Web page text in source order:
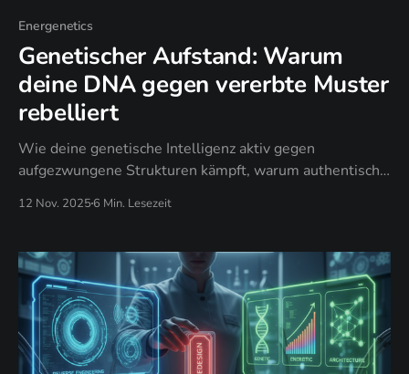
Energenetics
Genetischer Aufstand: Warum
deine DNA gegen vererbte Muster
rebelliert
Wie deine genetische Intelligenz aktiv gegen
aufgezwungene Strukturen kämpft, warum authentische
setzen und wann genetische Rebellion zur
12 Nov. 2025 6 Min. Lesezeit